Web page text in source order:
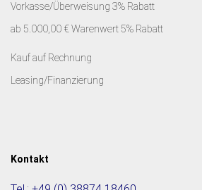
Vorkasse/Überweisung 3% Rabatt
ab 5.000,00 € Warenwert 5% Rabatt
Kauf auf Rechnung
Leasing/Finanzierung
Kontakt